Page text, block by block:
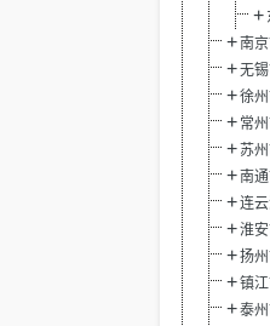
南
无
徐
常
苏
南
连
淮
扬
镇
泰